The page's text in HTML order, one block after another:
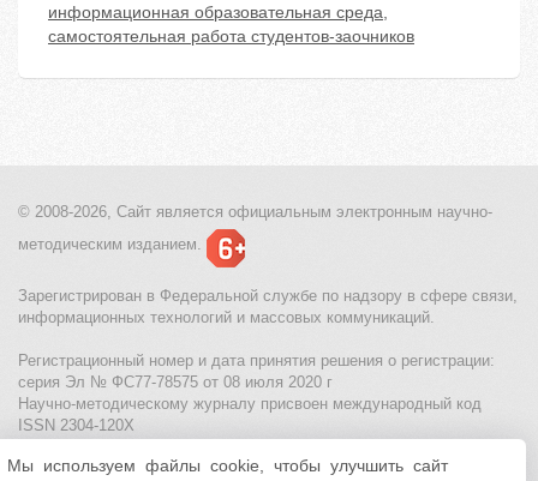
информационная образовательная среда,
самостоятельная работа студентов-заочников
© 2008-2026, Сайт является официальным электронным научно-
методическим изданием.
Зарегистрирован в Федеральной службе по надзору в сфере связи,
информационных технологий и массовых коммуникаций.
Регистрационный номер и дата принятия решения о регистрации:
серия Эл № ФС77-78575 от 08 июля 2020 г
Научно-методическому журналу присвоен международный код
ISSN 2304-120X
МЦИТО|Школьные олимпиады и онлайн конкурсы для детей
Мы используем файлы cookie, чтобы улучшить сайт